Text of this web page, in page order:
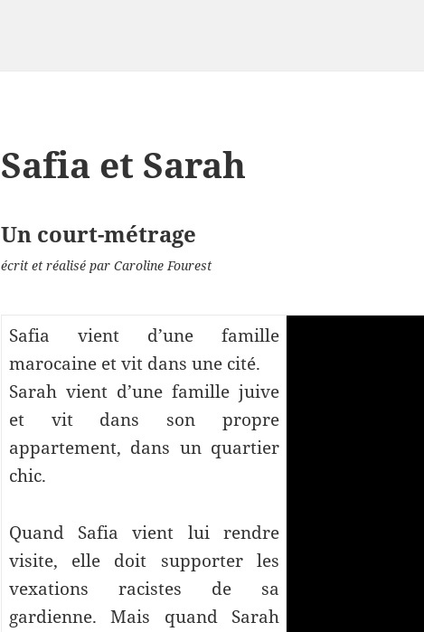
Safia et Sarah
Un court-métrage
écrit et réalisé par Caroline Fourest
Safia vient d’une famille
marocaine et vit dans une cité.
Sarah vient d’une famille juive
et vit dans son propre
appartement, dans un quartier
chic.
Quand Safia vient lui rendre
visite, elle doit supporter les
vexations racistes de sa
gardienne. Mais quand Sarah